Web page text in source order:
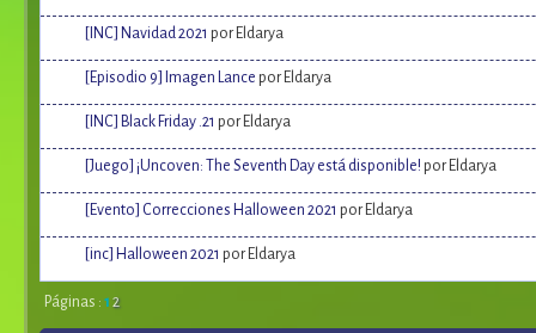
[INC] Navidad 2021 por Eldarya
[Episodio 9] Imagen Lance por Eldarya
[INC] Black Friday .21 por Eldarya
[Juego] ¡Uncoven: The Seventh Day está disponible! por Eldarya
[Evento] Correcciones Halloween 2021 por Eldarya
[inc] Halloween 2021 por Eldarya
Páginas : 1 2